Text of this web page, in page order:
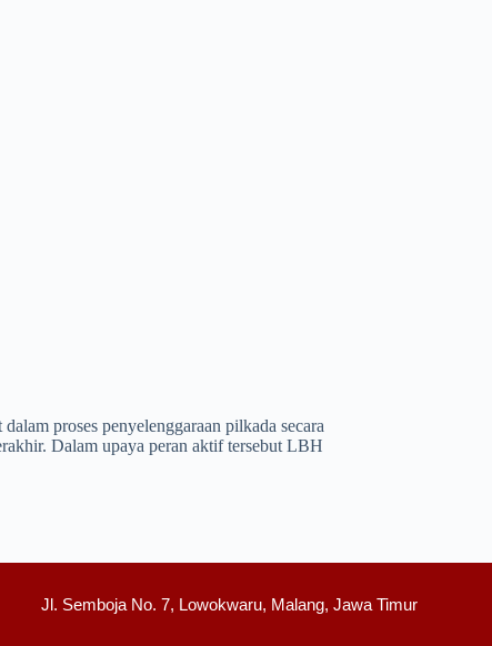
proses penyelenggaraan pilkada secara
Dalam upaya peran aktif tersebut LBH
Jl. Semboja No. 7, Lowokwaru, Malang, Jawa Timur